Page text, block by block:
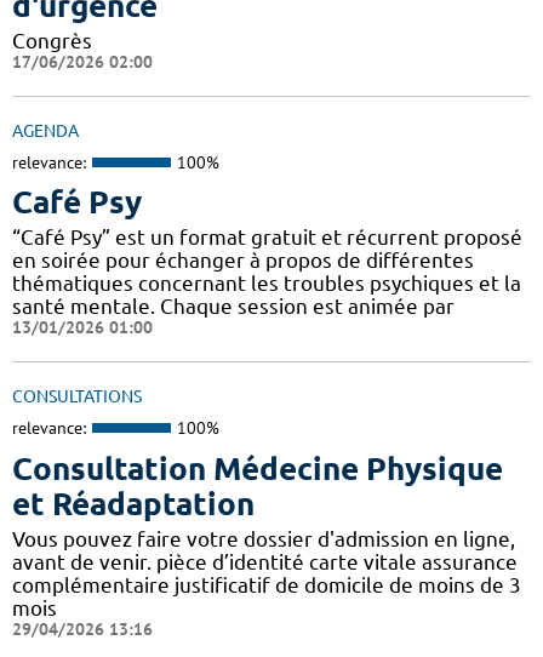
Congrès
17/06/2026 02:00
AGENDA
relevance: 100%
Café Psy
“Café Psy” est un format gratuit et récurrent proposé
en soirée pour échanger à propos de différentes
thématiques concernant les troubles psychiques et la
santé mentale. Chaque session est animée par
13/01/2026 01:00
CONSULTATIONS
relevance: 100%
Consultation Médecine Physique
et Réadaptation
Vous pouvez faire votre dossier d'admission en ligne,
avant de venir. pièce d’identité carte vitale assurance
complémentaire justificatif de domicile de moins de 3
mois
29/04/2026 13:16